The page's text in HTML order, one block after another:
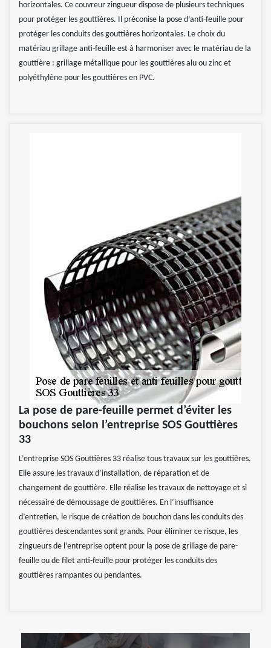
horizontales. Ce couvreur zingueur dispose de plusieurs techniques
pour protéger les gouttières. Il préconise la pose d’anti-feuille pour
protéger les conduits des gouttières horizontales. Le choix du
matériau grillage anti-feuille est à harmoniser avec le matériau de la
gouttière : grillage métallique pour les gouttières alu ou zinc et
polyéthylène pour les gouttières en PVC.
La pose de pare-feuille permet d’éviter les
bouchons selon l’entreprise SOS Gouttières
33
L’entreprise SOS Gouttières 33 réalise tous travaux sur les gouttières.
Elle assure les travaux d’installation, de réparation et de
changement de gouttière. Elle réalise les travaux de nettoyage et si
nécessaire de démoussage de gouttières. En l’insuffisance
d’entretien, le risque de création de bouchon dans les conduits des
gouttières descendantes sont grands. Pour éliminer ce risque, les
zingueurs de l’entreprise optent pour la pose de grillage de pare-
feuille ou de filet anti-feuille pour protéger les conduits des
gouttières rampantes ou pendantes.